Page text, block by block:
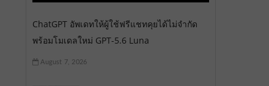
ChatGPT อัพเดทให้ผู้ใช้ฟรีแชทคุยได้ไม่จำกัด
พร้อมโมเดลใหม่ GPT-5.6 Luna
August 7, 2026